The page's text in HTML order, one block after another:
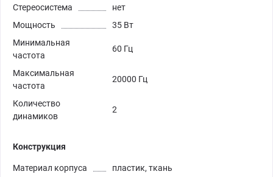
Стереосистема
нет
Мощность
35 Вт
Минимальная
частота
60 Гц
Максимальная
частота
20000 Гц
Количество
динамиков
2
Конструкция
Материал корпуса
пластик, ткань